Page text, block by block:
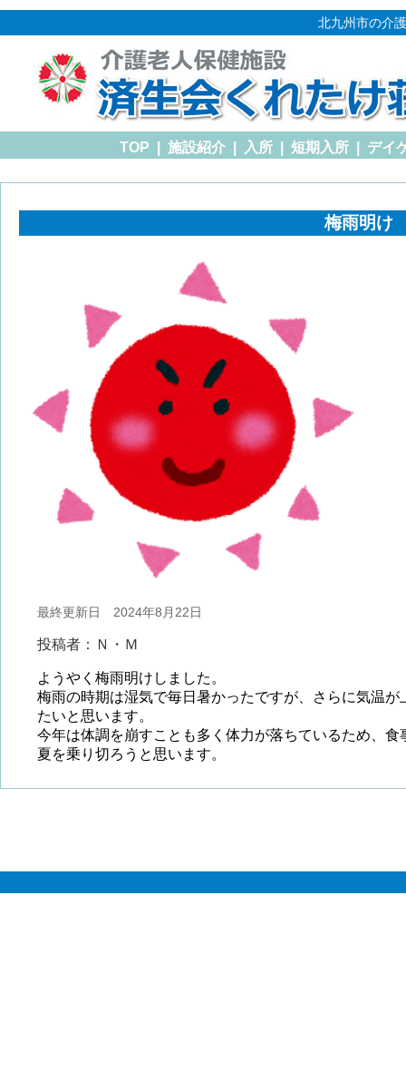
北九州市の介
TOP 施設紹介 入所 短期入所 デイ
梅雨明け
最終更新日 2024年8月22日
投稿者：Ｎ・Ｍ
ようやく梅雨明けしました。
梅雨の時期は湿気で毎日暑かったですが、さらに気温
たいと思います。
今年は体調を崩すことも多く体力が落ちているため、
夏を乗り切ろうと思います。